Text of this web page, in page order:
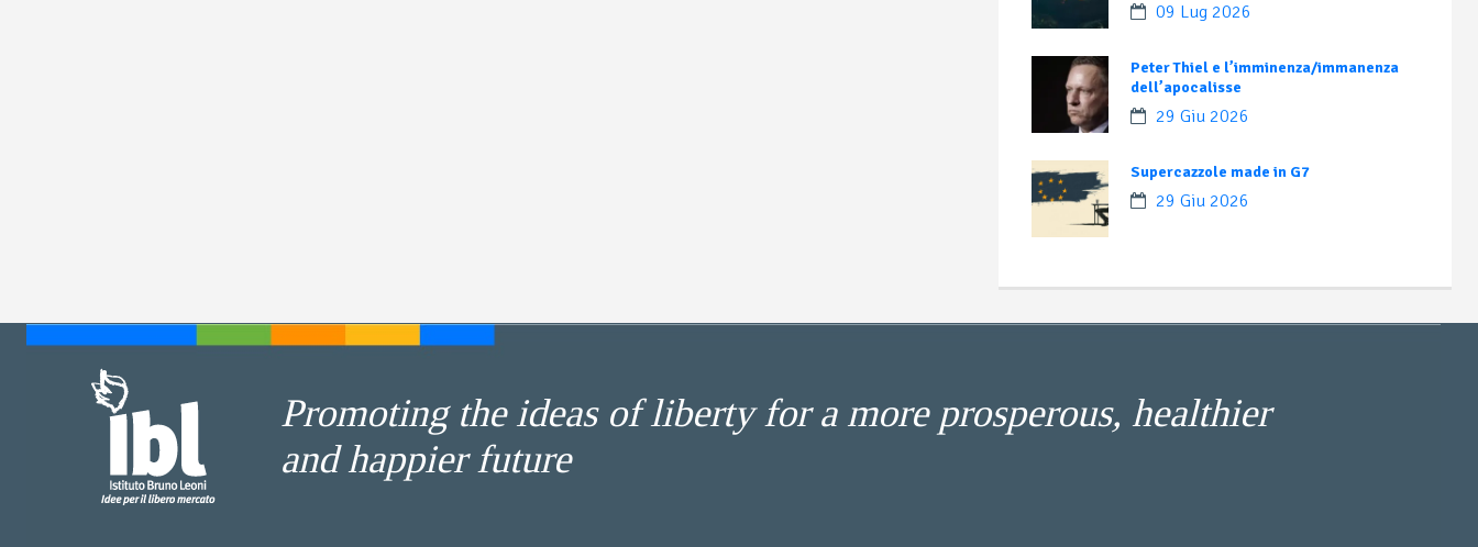
09 Lug 2026
Peter Thiel e l’imminenza/immanenza
dell’apocalisse
29 Giu 2026
Supercazzole made in G7
29 Giu 2026
Promoting the ideas of liberty for a more prosperous, healthier
and happier future